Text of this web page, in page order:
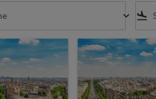
keyboard_arrow_down flight_land